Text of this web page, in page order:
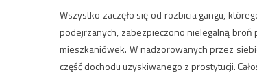
Wszystko zaczęło się od rozbicia gangu,
podejrzanych, zabezpieczono nielegalną
mieszkaniówek. W nadzorowanych przez
część dochodu uzyskiwanego z prostytucji.